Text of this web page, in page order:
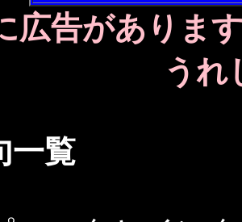
広告がありま
うれ
一覧